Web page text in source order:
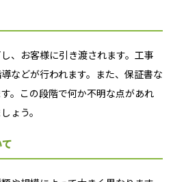
、お客様に引き渡されます。工事
などが行われます。また、保証書な
。この段階で何か不明な点があれ
ょう。